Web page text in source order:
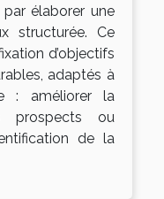
élaborer une
structurée. Ce
d’objectifs
adaptés à
: améliorer la
prospects ou
de la